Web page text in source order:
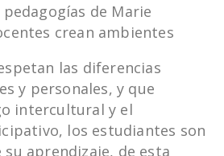
de Marie
crean ambientes
las diferencias
y personales, y que
intercultural y el
los estudiantes son
aprendizaje, de esta